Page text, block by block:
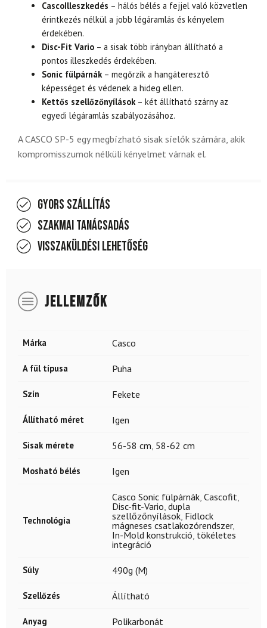
CascoIlleszkedés – hálós bélés a fejjel való közvetlen
érintkezés nélkül a jobb légáramlás és kényelem
érdekében.
Disc-Fit Vario – a sisak több irányban állítható a
pontos illeszkedés érdekében.
Sonic fülpárnák – megőrzik a hangáteresztő
képességet és védenek a hideg ellen.
Kettős szellőzőnyílások – két állítható szárny az
egyedi légáramlás szabályozásához.
A CASCO SP-5 egy megbízható sisak síelők számára, akik
kompromisszumok nélküli kényelmet várnak el.
Gyors szállítás
Szakmai tanácsadás
Visszaküldési lehetőség
JELLEMZŐK
Márka Casco
A fül típusa Puha
Szín Fekete
Állítható méret Igen
Sisak mérete 56-58 cm 58-62 cm
Mosható bélés Igen
Technológia
Casco Sonic fülpárnák Cascofit
Disc-fit-Vario dupla
szellőzőnyílások Fidlock
mágneses csatlakozórendszer,
In-Mold konstrukció tökéletes
integráció
Súly 490g (M)
Szellőzés Állítható
Anyag Polikarbonát